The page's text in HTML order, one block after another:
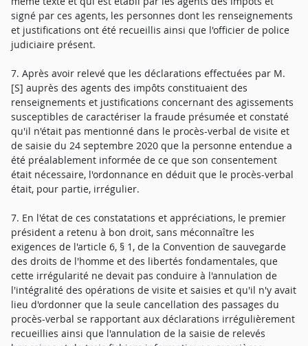
signé par ces agents, les personnes dont les renseignements
et justifications ont été recueillis ainsi que l'officier de police
judiciaire présent.
7. Après avoir relevé que les déclarations effectuées par M.
[S] auprès des agents des impôts constituaient des
renseignements et justifications concernant des agissements
susceptibles de caractériser la fraude présumée et constaté
qu'il n'était pas mentionné dans le procès-verbal de visite et
de saisie du 24 septembre 2020 que la personne entendue a
été préalablement informée de ce que son consentement
était nécessaire, l'ordonnance en déduit que le procès-verbal
était, pour partie, irrégulier.
7. En l'état de ces constatations et appréciations, le premier
président a retenu à bon droit, sans méconnaître les
exigences de l'article 6, § 1, de la Convention de sauvegarde
des droits de l'homme et des libertés fondamentales, que
cette irrégularité ne devait pas conduire à l'annulation de
l'intégralité des opérations de visite et saisies et qu'il n'y avait
lieu d'ordonner que la seule cancellation des passages du
procès-verbal se rapportant aux déclarations irrégulièrement
recueillies ainsi que l'annulation de la saisie de relevés